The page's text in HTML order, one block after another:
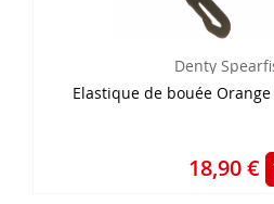
Denty
Elastique de bouée
18,90 €